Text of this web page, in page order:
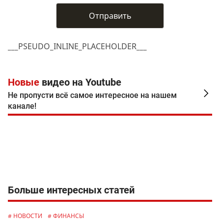
___PSEUDO_INLINE_PLACEHOLDER___
Новые видео на Youtube
Не пропусти всё самое интересное на нашем
канале!
Больше интересных статей
# НОВОСТИ # ФИНАНСЫ